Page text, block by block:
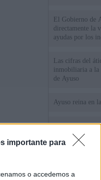
importante para
o accedemos a
El Gobierno de
directamente la
ayudas por los
Las cifras del
inmobiliaria a la
de Ayuso
Ayuso reina en
El juez propone
la filtración de
jefa" Ayuso
WhatsApp,